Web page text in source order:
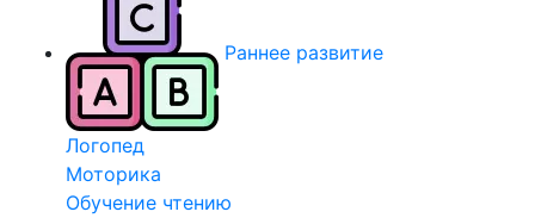
Раннее развитие
Логопед
Моторика
Обучение чтению